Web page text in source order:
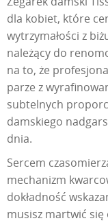
dla kobiet, które
wytrzymałości z
należący do
na to, że
parze z
subtelnych
damskiego
dnia.
Sercem
mechanizm
dokładność
musisz martwić się